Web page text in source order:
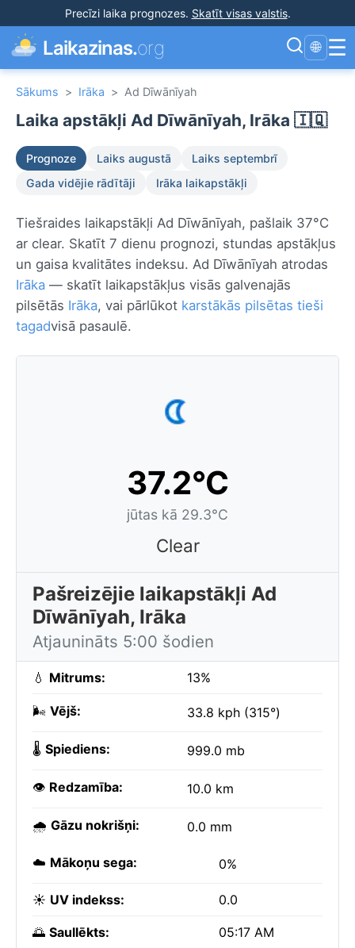
Precīzi laika prognozes. Skatīt visas valstis.
Laikazinas.org 🌐 ☰
Sākums > Irāka > Ad Dīwānīyah
Laika apstākļi Ad Dīwānīyah, Irāka 🇮🇶
Prognoze Laiks augustā
Laiks septembrī
Gada vidējie rādītāji
Irāka laikapstākļi
Tiešraides laikapstākļi Ad Dīwānīyah, pašlaik 37°C
ar clear. Skatīt 7 dienu prognozi, stundas apstākļus
un gaisa kvalitātes indeksu. Ad Dīwānīyah atrodas
Irāka — skatīt laikapstākļus visās galvenajās
pilsētās Irāka, vai pārlūkot karstākās pilsētas tieši
tagadvisā pasaulē.
37.2°C
jūtas kā 29.3°C
Clear
Pašreizējie laikapstākļi Ad
Dīwānīyah, Irāka
Atjaunināts 5:00 šodien
💧 Mitrums: 13%
🌬️ Vējš: 33.8 kph (315°)
🌡️ Spiediens: 999.0 mb
👁️ Redzamība: 10.0 km
🌧️ Gāzu nokrišņi: 0.0 mm
☁️ Mākoņu sega: 0%
☀️ UV indekss: 0.0
🌅 Saullēkts: 05:17 AM